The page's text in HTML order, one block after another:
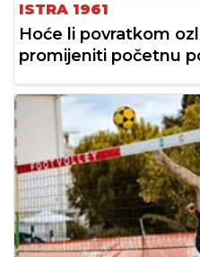
ISTRA 1961
Hoće li povratkom
promijeniti početnu